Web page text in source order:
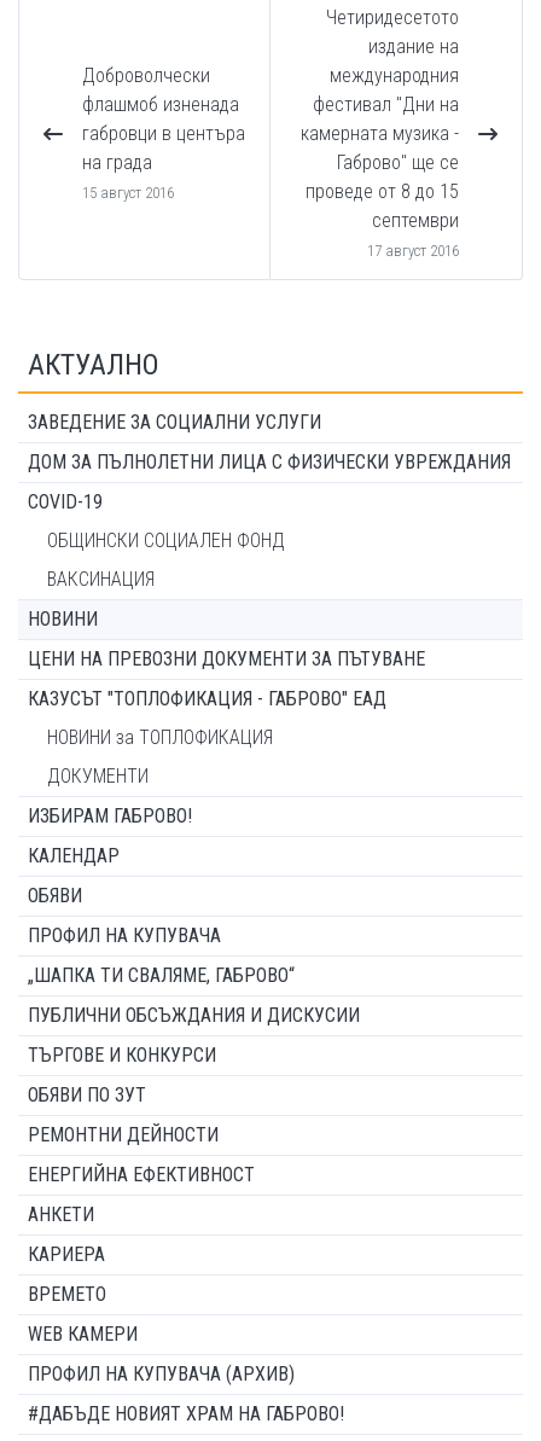
Доброволчески
флашмоб изненада
габровци в центъра
на града
15 август 2016
Четиридесетото
издание на
международния
фестивал "Дни на
камерната музика -
Габрово" ще се
проведе от 8 до 15
септември
17 август 2016
АКТУАЛНО
ЗАВЕДЕНИЕ ЗА СОЦИАЛНИ УСЛУГИ
ДОМ ЗА ПЪЛНОЛЕТНИ ЛИЦА С ФИЗИЧЕСКИ УВРЕЖДАНИЯ
COVID-19
ОБЩИНСКИ СОЦИАЛЕН ФОНД
ВАКСИНАЦИЯ
НОВИНИ
ЦЕНИ НА ПРЕВОЗНИ ДОКУМЕНТИ ЗА ПЪТУВАНЕ
КАЗУСЪТ "ТОПЛОФИКАЦИЯ - ГАБРОВО" ЕАД
НОВИНИ за ТОПЛОФИКАЦИЯ
ДОКУМЕНТИ
ИЗБИРАМ ГАБРОВО!
КАЛЕНДАР
ОБЯВИ
ПРОФИЛ НА КУПУВАЧА
„ШАПКА ТИ СВАЛЯМЕ, ГАБРОВО“
ПУБЛИЧНИ ОБСЪЖДАНИЯ И ДИСКУСИИ
ТЪРГОВЕ И КОНКУРСИ
ОБЯВИ ПО ЗУТ
РЕМОНТНИ ДЕЙНОСТИ
ЕНЕРГИЙНА ЕФЕКТИВНОСТ
АНКЕТИ
КАРИЕРА
ВРЕМЕТО
WEB КАМЕРИ
ПРОФИЛ НА КУПУВАЧА (АРХИВ)
#ДАБЪДЕ НОВИЯТ ХРАМ НА ГАБРОВО!